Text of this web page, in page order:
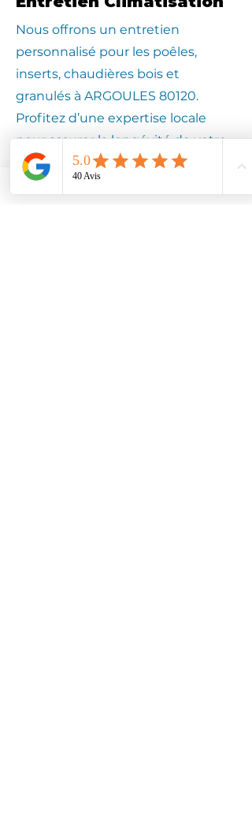
Nous offrons un entretien
personnalisé pour les poêles,
inserts, chaudières bois et
granulés à ARGOULES 80120.
Profitez d’une expertise locale
pour assurer la longévité de votre
équipement.